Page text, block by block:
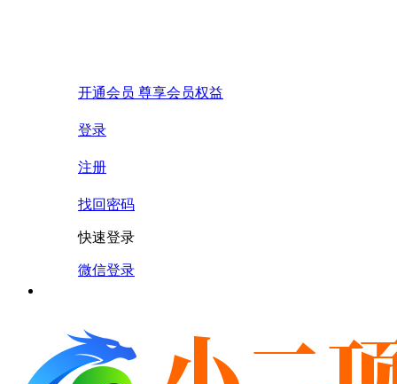
开通会员 尊享会员权益
登录
注册
找回密码
快速登录
微信登录